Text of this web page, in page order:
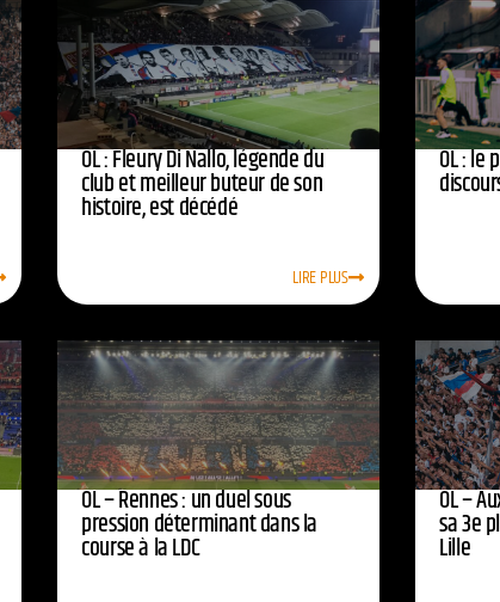
OL : Fleury Di Nallo, légende du
club et meilleur buteur de son
histoire, est décédé
LIRE PLUS
OL : le
OL – Rennes : un duel sous
pression déterminant dans la
course à la LDC
OL –
sa 3e
Lille